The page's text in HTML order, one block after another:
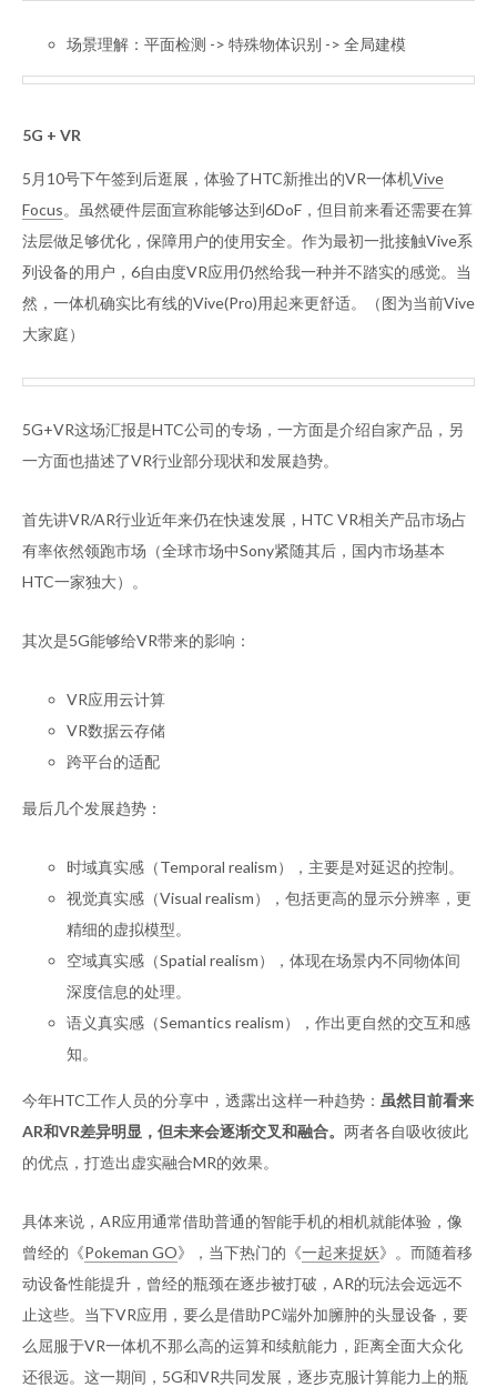
场景理解：平面检测 -> 特殊物体识别 -> 全局建模
5G + VR
5月10号下午签到后逛展，体验了HTC新推出的VR一体机Vive
Focus。虽然硬件层面宣称能够达到6DoF，但目前来看还需要在算
法层做足够优化，保障用户的使用安全。作为最初一批接触Vive系
列设备的用户，6自由度VR应用仍然给我一种并不踏实的感觉。当
然，一体机确实比有线的Vive(Pro)用起来更舒适。（图为当前Vive
大家庭）
5G+VR这场汇报是HTC公司的专场，一方面是介绍自家产品，另
一方面也描述了VR行业部分现状和发展趋势。
首先讲VR/AR行业近年来仍在快速发展，HTC VR相关产品市场占
有率依然领跑市场（全球市场中Sony紧随其后，国内市场基本
HTC一家独大）。
其次是5G能够给VR带来的影响：
VR应用云计算
VR数据云存储
跨平台的适配
最后几个发展趋势：
时域真实感（Temporal realism），主要是对延迟的控制。
视觉真实感（Visual realism），包括更高的显示分辨率，更
精细的虚拟模型。
空域真实感（Spatial realism），体现在场景内不同物体间
深度信息的处理。
语义真实感（Semantics realism），作出更自然的交互和感
知。
今年HTC工作人员的分享中，透露出这样一种趋势： 虽然目前看来
AR和VR差异明显，但未来会逐渐交叉和融合。 两者各自吸收彼此
的优点，打造出虚实融合MR的效果。
具体来说，AR应用通常借助普通的智能手机的相机就能体验，像
曾经的《Pokeman GO》，当下热门的《一起来捉妖》。而随着移
动设备性能提升，曾经的瓶颈在逐步被打破，AR的玩法会远远不
止这些。当下VR应用，要么是借助PC端外加臃肿的头显设备，要
么屈服于VR一体机不那么高的运算和续航能力，距离全面大众化
还很远。这一期间，5G和VR共同发展，逐步克服计算能力上的瓶